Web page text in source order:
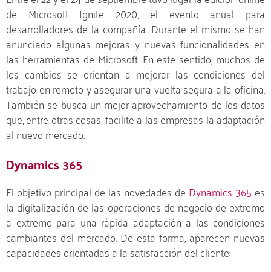
de Microsoft Ignite 2020, el evento anual para
desarrolladores de la compañía. Durante el mismo se han
anunciado algunas mejoras y nuevas funcionalidades en
las herramientas de Microsoft. En este sentido, muchos de
los cambios se orientan a mejorar las condiciones del
trabajo en remoto y asegurar una vuelta segura a la oficina.
También se busca un mejor aprovechamiento de los datos
que, entre otras cosas, facilite a las empresas la adaptación
al nuevo mercado.
Dynamics 365
El objetivo principal de las novedades de Dynamics 365 es
la digitalización de las operaciones de negocio de extremo
a extremo para una rápida adaptación a las condiciones
cambiantes del mercado. De esta forma, aparecen nuevas
capacidades orientadas a la satisfacción del cliente: